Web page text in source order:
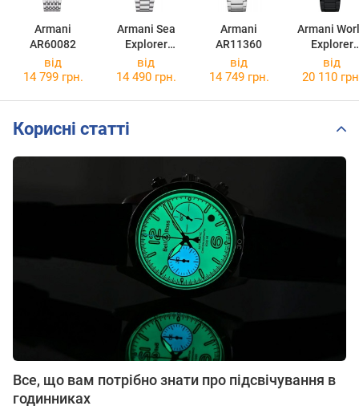
Armani
AR60082
Armani Sea
Explorer
AR60079
Armani
AR11360
Armani
Explorer
AR11784
від
14 799 грн.
від
14 490 грн.
від
14 749 грн.
від
20 110
Корисні статті
Все, що вам потрібно знати про підсвічування в
годинниках